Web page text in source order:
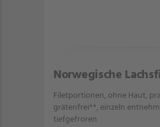
Norwegische
Filetportionen, ohne Haut,
grätenfrei**, einzeln
tiefgefroren